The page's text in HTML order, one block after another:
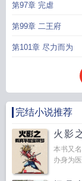
第97章 完虐
第99章 二王府
第101章 尽力而为
完结小说推荐
火影
本书又
办身为